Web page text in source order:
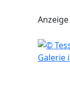
Galerie